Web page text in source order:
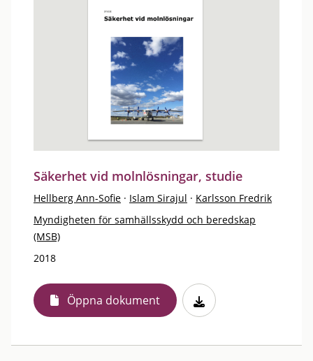
Säkerhet vid molnlösningar, studie
Hellberg Ann-Sofie · Islam Sirajul · Karlsson Fredrik
Myndigheten för samhällsskydd och beredskap
(MSB)
2018
Öppna dokument